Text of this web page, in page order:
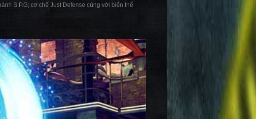
S.P.G; cơ chế Just Defense cùng với biển thể